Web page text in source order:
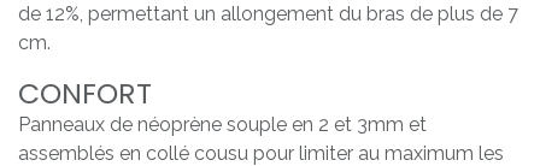
de 12%, permettant un allongement du bras de plus de 7
cm.
CONFORT
Panneaux de néoprène souple en 2 et 3mm et
assemblés en collé cousu pour limiter au maximum les